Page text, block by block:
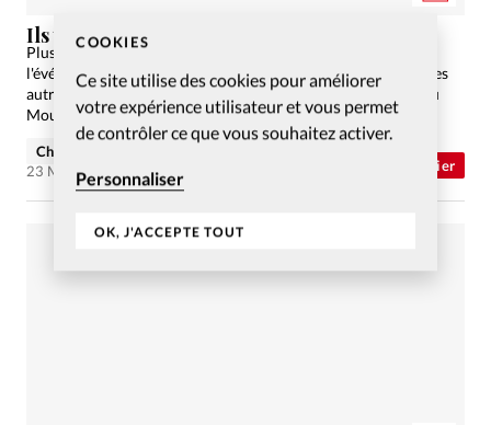
COOKIES
Ce site utilise des cookies pour améliorer
votre expérience utilisateur et vous permet
de contrôler ce que vous souhaitez activer.
Personnaliser
OK, J'ACCEPTE TOUT
Dossier
Ils y étaient…
Plusieurs témoins racontent comment ils ont vécu, en 1974,
l'événement du Congrès de Lausanne. Découvrez sur ce site les
autres articles de notre dossier consacré aux quarante ans du
Mouvement de Lausanne.
Christian Willi
23 Mai 2014